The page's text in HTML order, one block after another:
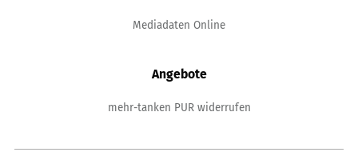
Mediadaten Online
Angebote
mehr-tanken PUR widerrufen